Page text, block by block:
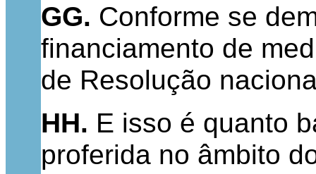
GG. Conforme se
financiamento de
de Resolução
HH. E isso é quanto
proferida no âmbito